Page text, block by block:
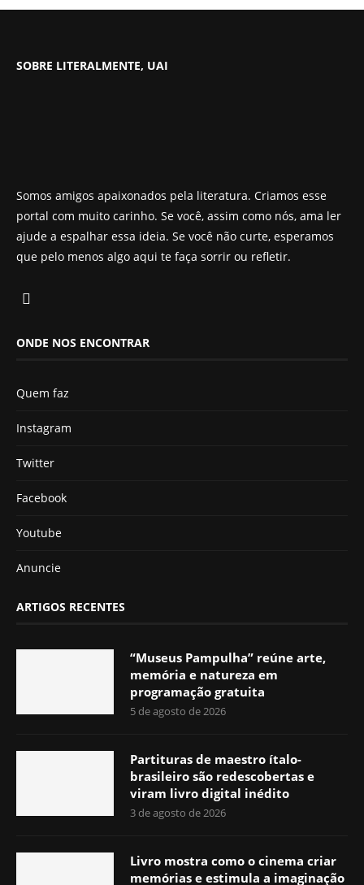
SOBRE LITERALMENTE, UAI
Somos amigos apaixonados pela literatura. Criamos esse
portal com muito carinho. Se você, assim como nós, ama ler
ajude a espalhar essa ideia. Se você não curte, esperamos
que pelo menos algo aqui te faça sorrir ou refletir.
ONDE NOS ENCONTRAR
Quem faz
Instagram
Twitter
Facebook
Youtube
Anuncie
ARTIGOS RECENTES
“Museus Pampulha” reúne arte,
memória e natureza em
programação gratuita
5 de agosto de 2026
Partituras de maestro ítalo-
brasileiro são redescobertas e
viram livro digital inédito
3 de agosto de 2026
Livro mostra como o cinema criar
memórias e estimula a imaginação